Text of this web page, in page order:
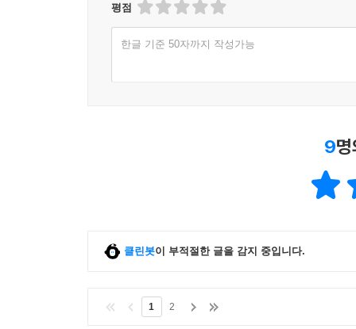
평점
한글 기준 50자까지 작성가능
9
클린봇이 부적절한 글을 감지 중입니다.
1 2